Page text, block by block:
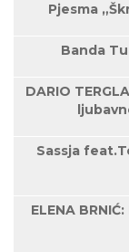
Pjesma
Banda
DARIO
Sassja
ELENA